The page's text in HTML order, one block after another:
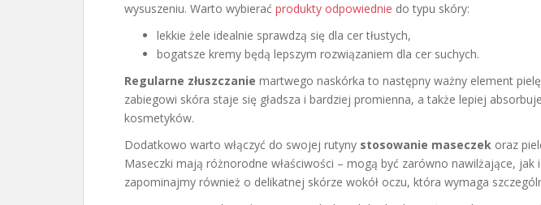
wysuszeniu. Warto wybierać produkty odpowiednie do typu skóry:
lekkie żele idealnie sprawdzą się dla cer tłustych,
bogatsze kremy będą lepszym rozwiązaniem dla cer suchych.
Regularne złuszczanie martwego naskórka to następny ważny element
zabiegowi skóra staje się gładsza i bardziej promienna, a także lepiej
kosmetyków.
Dodatkowo warto włączyć do swojej rutyny stosowanie maseczek oraz
Maseczki mają różnorodne właściwości – mogą być zarówno nawilżające, jak
zapominajmy również o delikatnej skórze wokół oczu, która wymaga